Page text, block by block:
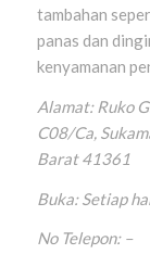
tambahan
panas dan
kenyamanan
Alamat: Ruko
C08/Ca,
Barat 41361
Buka: Setiap
No Telepon: –